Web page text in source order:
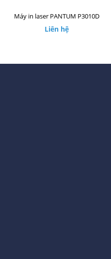
Máy in laser PANTUM P3010D
Liên hệ